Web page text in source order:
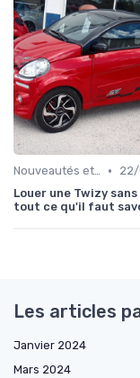
Nouveautés et Tendances •
Louer une Twizy
tout ce qu'il faut
Les articles
Janvier 2024
Mars 2024